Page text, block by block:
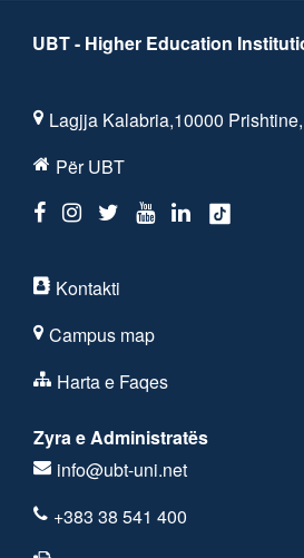
UBT - Higher Education
Lagjja Kalabria,10000
Për UBT
Kontakti
Campus map
Harta e Faqes
Zyra e Administratës
info@ubt-uni.net
+383 38 541 400